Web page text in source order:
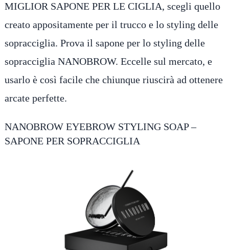
MIGLIOR SAPONE PER LE CIGLIA, scegli quello
creato appositamente per il trucco e lo styling delle
sopracciglia. Prova il sapone per lo styling delle
sopracciglia NANOBROW. Eccelle sul mercato, e
usarlo è così facile che chiunque riuscirà ad ottenere
arcate perfette.
NANOBROW EYEBROW STYLING SOAP –
SAPONE PER SOPRACCIGLIA